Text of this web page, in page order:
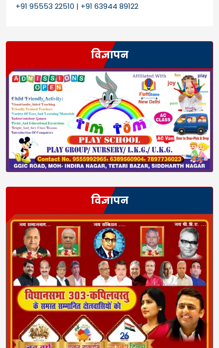
+91 95553 22510 | +91 63944 89122
विज्ञापन
विज्ञापन